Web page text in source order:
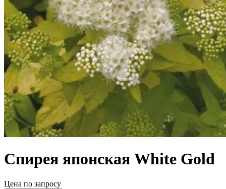
Спирея японская White Gold
Цена по запросу